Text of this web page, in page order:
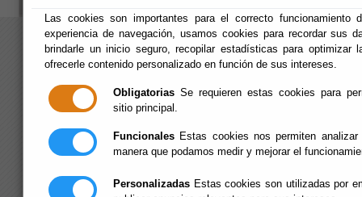
Las cookies son importantes para el correcto funcionamiento
experiencia de navegación, usamos cookies para recordar sus
brindarle un inicio seguro, recopilar estadísticas para optimizar
ofrecerle contenido personalizado en función de sus intereses.
Obligatorias Se requieren estas cookies para
sitio principal.
Funcionales Estas cookies nos permiten
manera que podamos medir y mejorar el
Personalizadas Estas cookies son utilizadas por
Menú Hacienda